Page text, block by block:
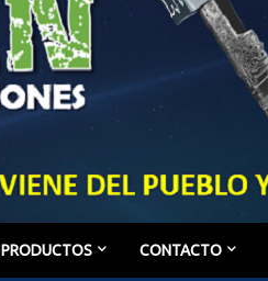
PRODUCTOS CONTACTO